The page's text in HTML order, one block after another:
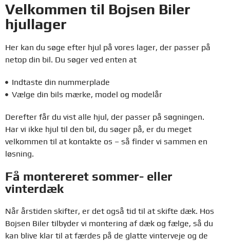
Velkommen til Bojsen Biler
hjullager
Her kan du søge efter hjul på vores lager, der passer på
netop din bil. Du søger ved enten at
Indtaste din nummerplade
Vælge din bils mærke, model og modelår
Derefter får du vist alle hjul, der passer på søgningen.
Har vi ikke hjul til den bil, du søger på, er du meget
velkommen til at kontakte os – så finder vi sammen en
løsning.
Få montereret sommer- eller
vinterdæk
Når årstiden skifter, er det også tid til at skifte dæk. Hos
Bojsen Biler tilbyder vi montering af dæk og fælge, så du
kan blive klar til at færdes på de glatte vinterveje og de